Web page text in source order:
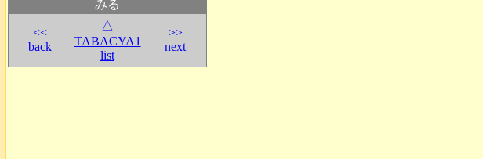
みる
<<
back
△
TABACYA1
list
>>
next